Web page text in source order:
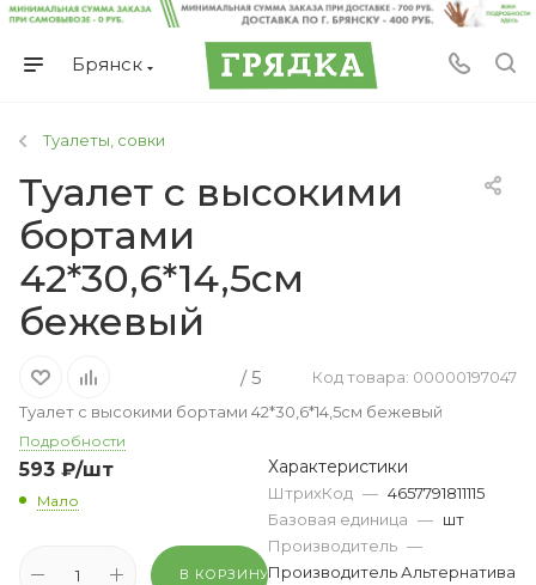
Брянск
Туалеты, совки
Туалет с высокими
бортами
42*30,6*14,5см
бежевый
/ 5
Код товара: 00000197047
Туалет с высокими бортами 42*30,6*14,5см бежевый
Подробности
593 ₽/шт
Мало
В КОРЗИНУ
Характеристики
ШтрихКод — 4657791811115
Базовая единица — шт
Производитель —
Производитель Альтернатива